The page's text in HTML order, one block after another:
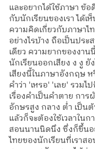
และอยากได้ใช้ภาษา ข้อ
กับนักเรียนของเรา ได้
ความคิดเกี่ยวกับภาษาไ
อย่างไรบ้าง ถือเป็นปร
เดียว ความยากของงา
นักเรียนออกเสียง ง งู ยั
เสียงนี้ในภาษาอังกฤษ
คำว่า 'เหรอ' 'เลย' รวมไ
เรื่องคำเป็นคำตาย กา
อักษรสูง กลาง ต่ำ เป็น
แล้วก็จะต้องใช้เวลาในก
สอนนานนิดนึง ซึ่งก็ขึ้น
ไทยของนักเรียนที่เราส